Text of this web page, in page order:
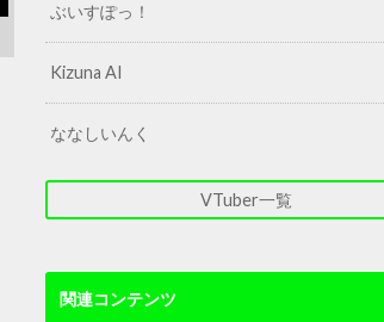
ぶいすぽっ！
Kizuna AI
ななしいんく
VTuber一覧
関連コンテンツ